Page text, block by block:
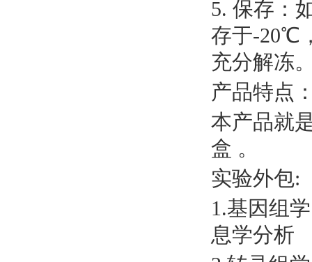
5. 保存：
存于-20℃
充分解冻
产品特点
本产品就
盒 。
实验外包:
1.基因组
息学分析